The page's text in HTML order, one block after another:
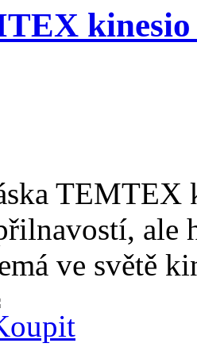
kinesio
TEMTEX
ale
ve světě